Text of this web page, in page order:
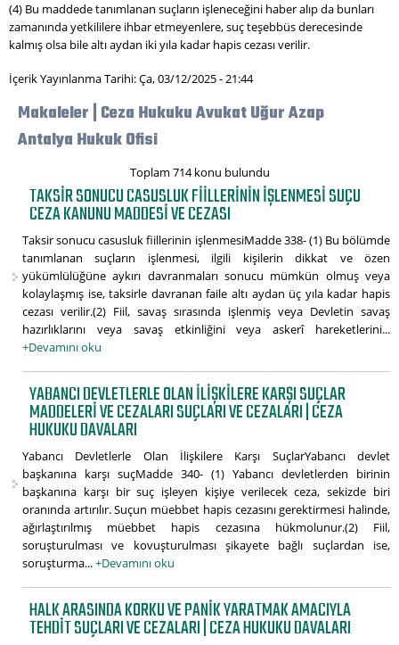
(4) Bu maddede tanımlanan suçların işleneceğini haber alıp da bunları
zamanında yetkililere ihbar etmeyenlere, suç teşebbüs derecesinde
kalmış olsa bile altı aydan iki yıla kadar hapis cezası verilir.
İçerik Yayınlanma Tarihi: Ça, 03/12/2025 - 21:44
Makaleler | Ceza Hukuku Avukat Uğur Azap
Antalya Hukuk Ofisi
Toplam 714 konu bulundu
TAKSIR SONUCU CASUSLUK FIILLERININ IŞLENMESI SUÇU
CEZA KANUNU MADDESI VE CEZASI
Taksir sonucu casusluk fiillerinin işlenmesiMadde 338- (1) Bu bölümde
tanımlanan suçların işlenmesi, ilgili kişilerin dikkat ve özen
yükümlülüğüne aykırı davranmaları sonucu mümkün olmuş veya
kolaylaşmış ise, taksirle davranan faile altı aydan üç yıla kadar hapis
cezası verilir.(2) Fiil, savaş sırasında işlenmiş veya Devletin savaş
hazırlıklarını veya savaş etkinliğini veya askerî hareketlerini...
+Devamını oku
YABANCI DEVLETLERLE OLAN İLIŞKILERE KARŞI SUÇLAR
MADDELERI VE CEZALARI SUÇLARI VE CEZALARI | CEZA
HUKUKU DAVALARI
Yabancı Devletlerle Olan İlişkilere Karşı SuçlarYabancı devlet
başkanına karşı suçMadde 340- (1) Yabancı devletlerden birinin
başkanına karşı bir suç işleyen kişiye verilecek ceza, sekizde biri
oranında artırılır. Suçun müebbet hapis cezasını gerektirmesi halinde,
ağırlaştırılmış müebbet hapis cezasına hükmolunur.(2) Fiil,
soruşturulması ve kovuşturulması şikayete bağlı suçlardan ise,
soruşturma...+Devamını oku
HALK ARASINDA KORKU VE PANIK YARATMAK AMACIYLA
TEHDIT SUÇLARI VE CEZALARI | CEZA HUKUKU DAVALARI